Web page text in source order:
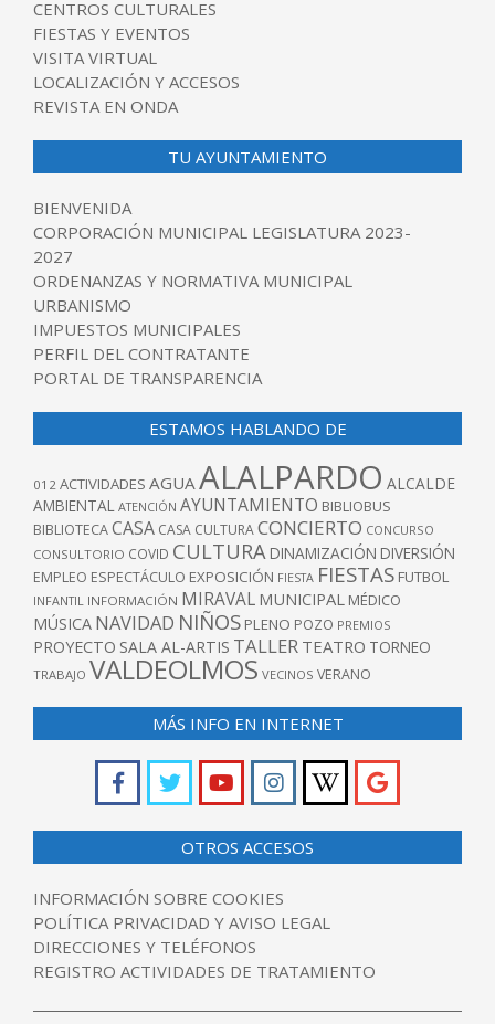
CENTROS CULTURALES
FIESTAS Y EVENTOS
VISITA VIRTUAL
LOCALIZACIÓN Y ACCESOS
REVISTA EN ONDA
TU AYUNTAMIENTO
BIENVENIDA
CORPORACIÓN MUNICIPAL LEGISLATURA 2023-
2027
ORDENANZAS Y NORMATIVA MUNICIPAL
URBANISMO
IMPUESTOS MUNICIPALES
PERFIL DEL CONTRATANTE
PORTAL DE TRANSPARENCIA
ESTAMOS HABLANDO DE
012 ACTIVIDADES AGUA ALALPARDO ALCALDE
AMBIENTAL ATENCIÓN AYUNTAMIENTO BIBLIOBUS
BIBLIOTECACASA CASA CULTURACONCIERTO CONCURSO
CONSULTORIO COVID CULTURA DINAMIZACIÓN DIVERSIÓN
EMPLEO ESPECTÁCULO EXPOSICIÓN FIESTA FIESTAS FUTBOL
INFANTIL INFORMACIÓN MIRAVAL MUNICIPAL MÉDICO
MÚSICA NAVIDAD NIÑOS PLENO POZO PREMIOS
PROYECTO SALA AL-ARTIS TALLER TEATRO TORNEO
TRABAJO VALDEOLMOS VECINOS VERANO
MÁS INFO EN INTERNET
OTROS ACCESOS
INFORMACIÓN SOBRE COOKIES
POLÍTICA PRIVACIDAD Y AVISO LEGAL
DIRECCIONES Y TELÉFONOS
REGISTRO ACTIVIDADES DE TRATAMIENTO